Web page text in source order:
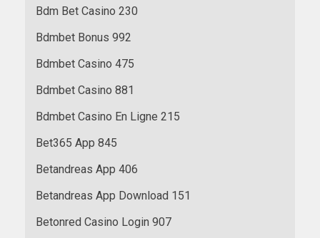
Bdm Bet Casino 230
Bdmbet Bonus 992
Bdmbet Casino 475
Bdmbet Casino 881
Bdmbet Casino En Ligne 215
Bet365 App 845
Betandreas App 406
Betandreas App Download 151
Betonred Casino Login 907